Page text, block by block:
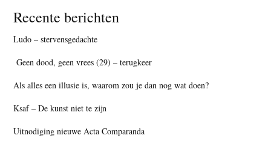
Recente berichten
Ludo – stervensgedachte
Geen dood, geen vrees (29) – terugkeer
Als alles een illusie is, waarom zou je dan nog wat doen?
Ksaf – De kunst niet te zijn
Uitnodiging nieuwe Acta Comparanda